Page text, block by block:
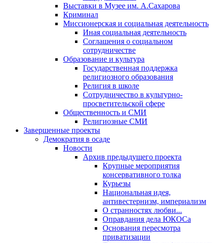
Выставки в Музее им. А.Сахарова
Криминал
Миссионерская и социальная деятельность
Иная социальная деятельность
Соглашения о социальном
сотрудничестве
Образование и культура
Государственная поддержка
религиозного образования
Религия в школе
Сотрудничество в культурно-
просветительской сфере
Общественность и СМИ
Религиозные СМИ
Завершенные проекты
Демократия в осаде
Новости
Архив предыдущего проекта
Крупные мероприятия
консервативного толка
Курьезы
Национальная идея,
антивестернизм, империализм
О странностях любви...
Оправдания дела ЮКОСа
Основания пересмотра
приватизации